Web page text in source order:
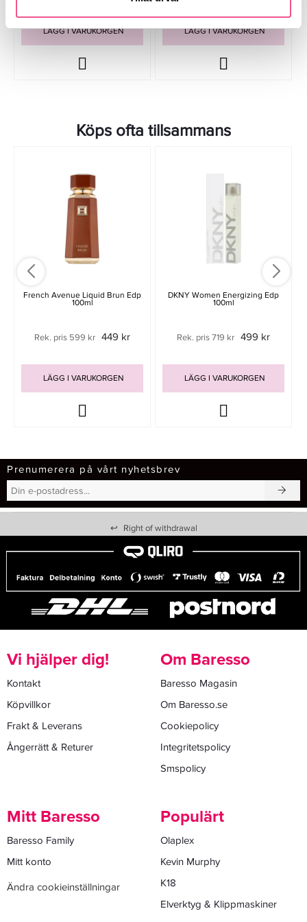
LÄGG I VARUKORGEN LÄGG I VARUKORGEN
Köps ofta tillsammans
French Avenue Liquid Brun Edp
100ml
Rek. pris 599 kr 449 kr
LÄGG I VARUKORGEN
DKNY Women Energizing Edp
100ml
Rek. pris 719 kr 499 kr
LÄGG I VARUKORGEN
Prenumerera på vårt nyhetsbrev
↩ Right of withdrawal
Vi hjälper dig!
Kontakt
Köpvillkor
Frakt & Leverans
Ångerrätt & Returer
Om Baresso
Baresso Magasin
Om Baresso.se
Cookiepolicy
Integritetspolicy
Smspolicy
Mitt Baresso
Baresso Family
Mitt konto
Ändra cookieinställningar
Populärt
Olaplex
Kevin Murphy
K18
Elverktyg & Klippmaskiner